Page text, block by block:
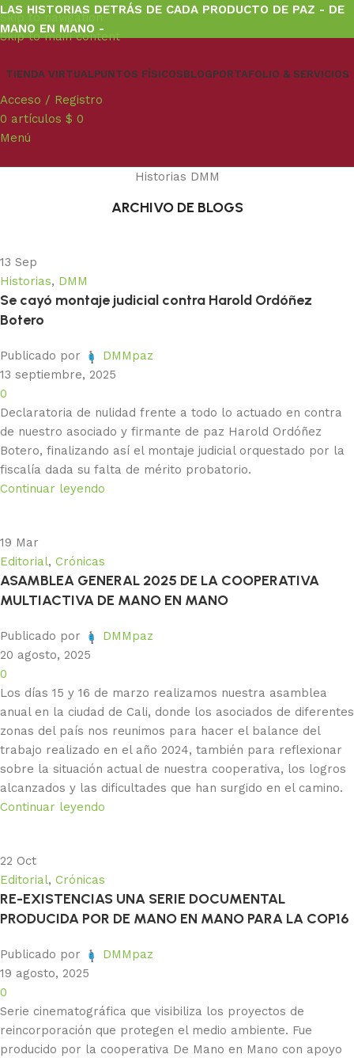
Skip to navigation
Skip to main content
LAS HISTORIAS DETRÁS DE CADA PRODUCTO DE PAZ - DE
MANO EN MANO -
TIENDA VIRTUALPUNTOS FÍSICOSBLOGPORTAFOLIO & SERVICIOS
Acceso / Registro
0 artículos $ 0
Menú
Historias DMM
ARCHIVO DE BLOGS
13 Sep
Historias, DMM
Se cayó montaje judicial contra Harold Ordóñez
Botero
Publicado por
DMMpaz
13 septiembre, 2025
0
Declaratoria de nulidad frente a todo lo actuado en contra
de nuestro asociado y firmante de paz Harold Ordóñez
Botero, finalizando así el montaje judicial orquestado por la
fiscalía dada su falta de mérito probatorio.
Continuar leyendo
19 Mar
Editorial, Crónicas
ASAMBLEA GENERAL 2025 DE LA COOPERATIVA
MULTIACTIVA DE MANO EN MANO
Publicado por
DMMpaz
20 agosto, 2025
0
Los días 15 y 16 de marzo realizamos nuestra asamblea
anual en la ciudad de Cali, donde los asociados de diferentes
zonas del país nos reunimos para hacer el balance del
trabajo realizado en el año 2024, también para reflexionar
sobre la situación actual de nuestra cooperativa, los logros
alcanzados y las dificultades que han surgido en el camino.
Continuar leyendo
22 Oct
Editorial, Crónicas
RE-EXISTENCIAS UNA SERIE DOCUMENTAL
PRODUCIDA POR DE MANO EN MANO PARA LA COP16
Publicado por
DMMpaz
19 agosto, 2025
0
Serie cinematográfica que visibiliza los proyectos de
reincorporación que protegen el medio ambiente. Fue
producido por la cooperativa De Mano en Mano con apoyo